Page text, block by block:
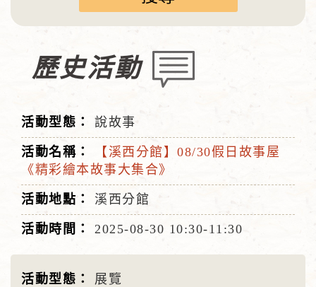
歷史活動
說故事
【溪西分館】08/30假日故事屋
《精彩繪本故事大集合》
溪西分館
2025-08-30 10:30-11:30
展覽